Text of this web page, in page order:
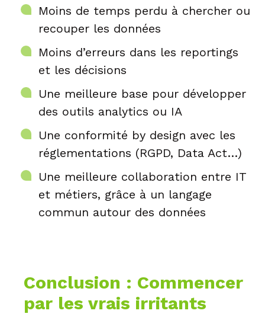
Moins de temps perdu à chercher ou
recouper les données
Moins d’erreurs dans les reportings
et les décisions
Une meilleure base pour développer
des outils analytics ou IA
Une conformité by design avec les
réglementations (RGPD, Data Act…)
Une meilleure collaboration entre IT
et métiers, grâce à un langage
commun autour des données
Conclusion : Commencer
par les vrais irritants